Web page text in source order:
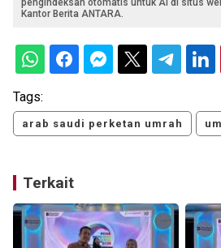
Kantor Berita ANTARA.
Tags:
arab saudi perketan umrah
Terkait